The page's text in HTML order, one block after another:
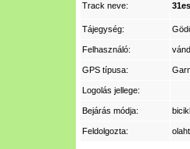
Track neve:
Tájegység:
Felhasználó:
GPS típusa:
Logolás jellege:
Bejárás módja:
Feldolgozta: